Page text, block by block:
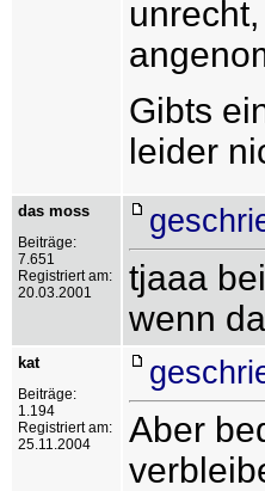
Gibts
leider
das moss
Beiträge:
7.651
Registriert am:
20.03.2001
tjaaa
wenn
kat
Beiträge:
1.194
Registriert am:
25.11.2004
Aber